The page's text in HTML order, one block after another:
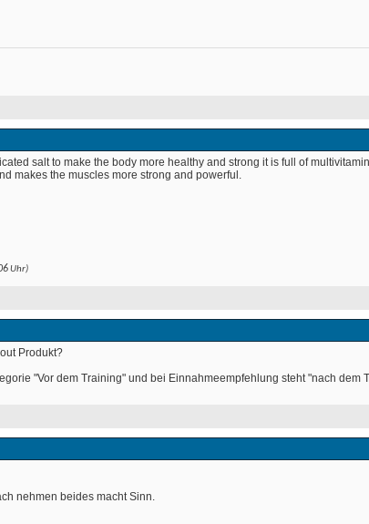
salt to make the body more healthy and strong it is full of
makes the muscles more strong and powerful.
Uhr)
Produkt?
"Vor dem Training" und bei Einnahmeempfehlung steht "nach dem
nehmen beides macht Sinn.